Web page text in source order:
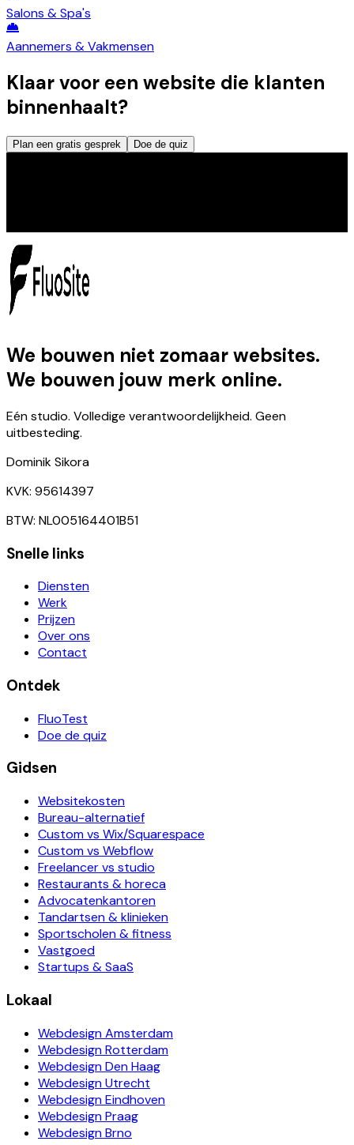
Salons & Spa's
Aannemers & Vakmensen
Klaar voor een website die klanten
binnenhaalt?
Plan een gratis gesprek Doe de quiz
We bouwen niet zomaar websites.
We bouwen jouw merk online.
Eén studio. Volledige verantwoordelijkheid. Geen
uitbesteding.
Dominik Sikora
KVK: 95614397
BTW: NL005164401B51
Snelle links
Diensten
Werk
Prijzen
Over ons
Contact
Ontdek
FluoTest
Doe de quiz
Gidsen
Websitekosten
Bureau-alternatief
Custom vs Wix/Squarespace
Custom vs Webflow
Freelancer vs studio
Restaurants & horeca
Advocatenkantoren
Tandartsen & klinieken
Sportscholen & fitness
Vastgoed
Startups & SaaS
Lokaal
Webdesign Amsterdam
Webdesign Rotterdam
Webdesign Den Haag
Webdesign Utrecht
Webdesign Eindhoven
Webdesign Praag
Webdesign Brno